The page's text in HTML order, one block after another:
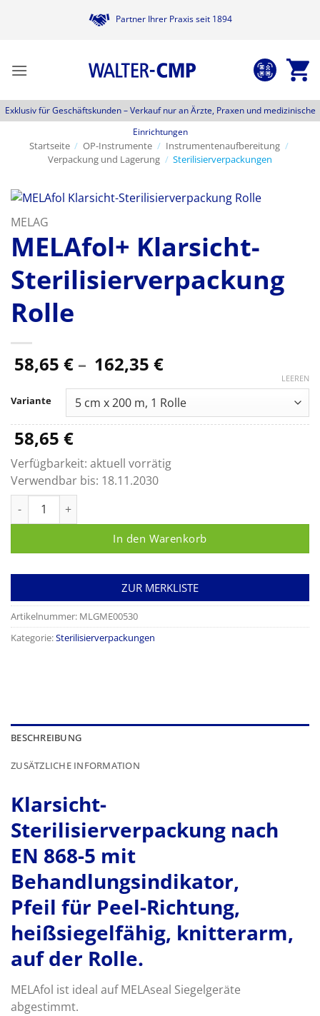
Partner Ihrer Praxis seit 1894
Exklusiv für Geschäftskunden –Verkauf nur an Ärzte, Praxen und medizinische
Einrichtungen
Startseite / OP-Instrumente / Instrumentenaufbereitung /
Verpackung und Lagerung / Sterilisierverpackungen
MELAG
MELAfol+ Klarsicht-
Sterilisierverpackung
Rolle
58,65 € – 162,35 €Preisspanne:
bis
162,35 €
Variante
LEEREN
58,65 €
Verfügbarkeit: aktuell vorrätig
Verwendbar bis: 18.11.2030
In den Warenkorb
ZUR MERKLISTE
Artikelnummer: MLGME00530
Kategorie:Sterilisierverpackungen
BESCHREIBUNG
ZUSÄTZLICHE INFORMATION
Klarsicht-
Sterilisierverpackung nach
EN 868-5 mit
Behandlungsindikator,
Pfeil für Peel-Richtung,
heißsiegelfähig, knitterarm,
auf der Rolle.
MELAfol ist ideal auf MELAseal Siegelgeräte
abgestimmt.